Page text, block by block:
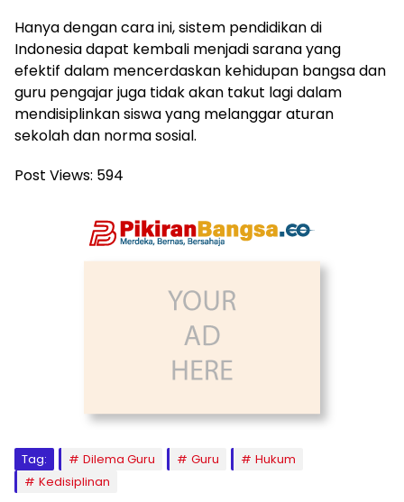
Hanya dengan cara ini, sistem pendidikan di
Indonesia dapat kembali menjadi sarana yang
efektif dalam mencerdaskan kehidupan bangsa dan
guru pengajar juga tidak akan takut lagi dalam
mendisiplinkan siswa yang melanggar aturan
sekolah dan norma sosial.
Post Views: 594
Tag: Dilema Guru Guru
Hukum
Kedisiplinan